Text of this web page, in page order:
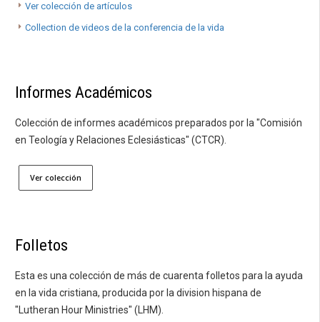
Ver colección de artículos
Collection de videos de la conferencia de la vida
Informes Académicos
Colección de informes académicos preparados por la "Comisión
en Teología y Relaciones Eclesiásticas" (CTCR).
Ver colección
Folletos
Esta es una colección de más de cuarenta folletos para la ayuda
en la vida cristiana, producida por la division hispana de
"Lutheran Hour Ministries" (LHM).